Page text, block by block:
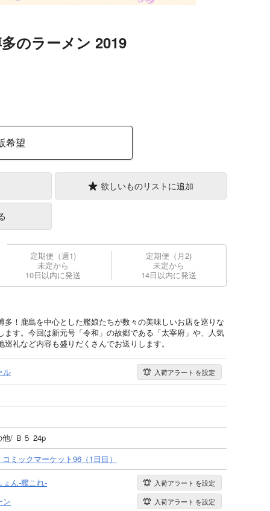
のラーメン 2019
希望
欲しいものリストに追加
定期便（週1)
未定から
10日以内に発送
定期便（月2)
未定から
14日以内に発送
！鹿島を中心とした艦娘たちが数々の美味しいお店を巡りな
ます。今回は新元号「令和」の故郷である「太宰府」や、人気
礼など内容も盛りだくさんでお送りします。
ル 入荷アラート を設定
/ Ｂ５ 24p
ミックマーケット96（1日目）
ょん-艦これ- 入荷アラート を設定
ン 入荷アラート を設定